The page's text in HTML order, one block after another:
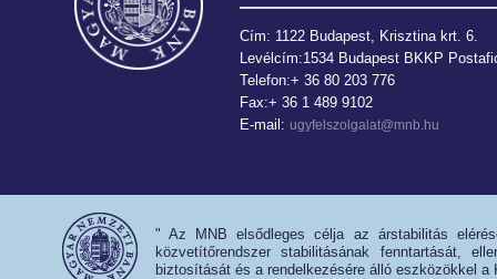
Cím: 1122 Budapest, Krisztina krt. 6.
Levélcím:1534 Budapest BKKP
Telefon:+ 36 80 203 776
Fax:+ 36 1 489 9102
E-mail: ugyfelszolgalat@mnb.hu
" Az MNB elsődleges célja az árstabilitás
közvetítőrendszer stabilitásának fenntartását,
biztosítását és a rendelkezésére álló eszközökkel a